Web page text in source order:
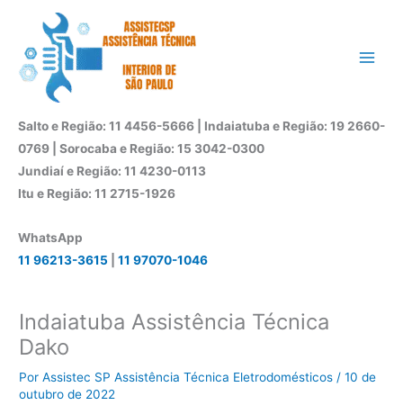
conteúdo
Salto e Região: 11 4456-5666 | Indaiatuba e Região: 19 2660-
0769 | Sorocaba e Região: 15 3042-0300
Jundiaí e Região: 11 4230-0113
Itu e Região: 11 2715-1926
WhatsApp
11 96213-3615
11 97070-1046
Indaiatuba Assistência Técnica
Dako
PorAssistec SP Assistência Técnica Eletrodomésticos/10 de
outubro de 2022